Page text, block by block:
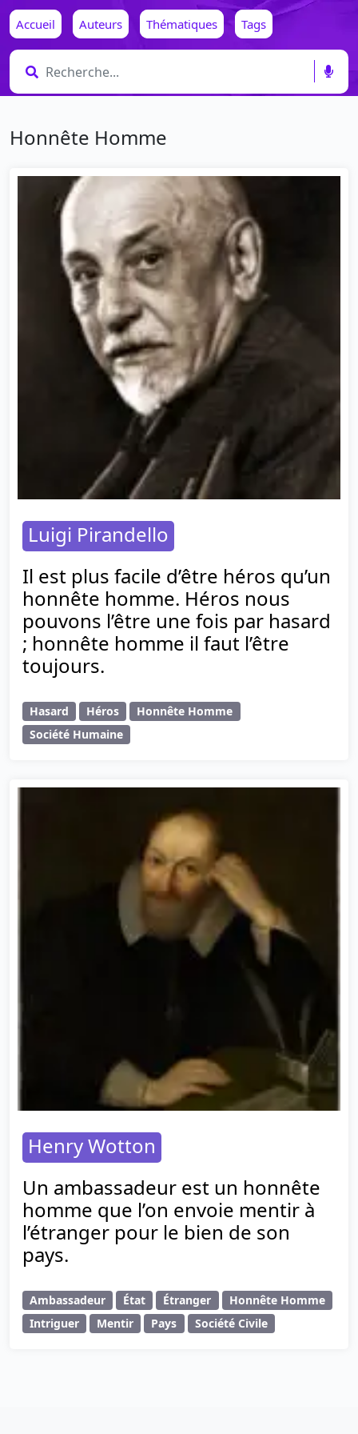
Accueil Auteurs Thématiques Tags
Honnête Homme
Luigi Pirandello
Il est plus facile d’être héros qu’un
honnête homme. Héros nous
pouvons l’être une fois par hasard
; honnête homme il faut l’être
toujours.
Hasard Héros
Honnête Homme
Société Humaine
Henry Wotton
Un ambassadeur est un honnête
homme que l’on envoie mentir à
l’étranger pour le bien de son
pays.
Ambassadeur État Étranger
Honnête Homme
Intriguer
Mentir Pays Société Civile